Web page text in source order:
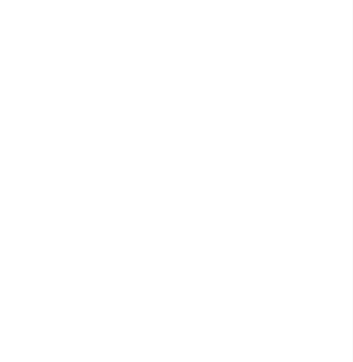
4/2025.
termine, non sarà
scelta tra: Edge / Firefox